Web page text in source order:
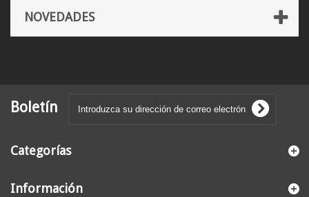
NOVEDADES
Boletín
Categorías
Información